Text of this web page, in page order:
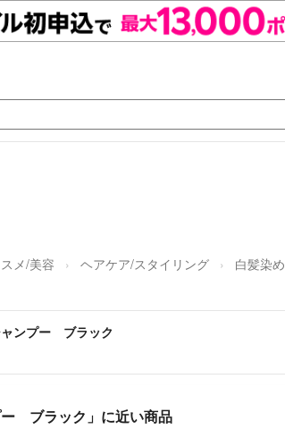
メ/美容 ヘアケア/スタイリング 白髪染め
ンプー ブラック
ー ブラック」に近い商品